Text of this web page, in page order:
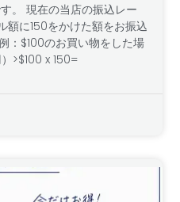
。 現在の当店の振込レー
額に150をかけた額をお振込
：$100のお買い物をした場
>$100 x 150=